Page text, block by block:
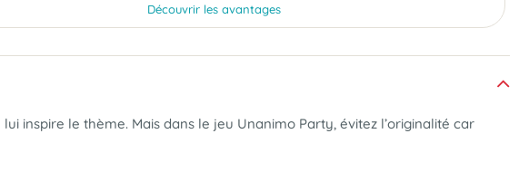
Découvrir les avantages
inspire le thème. Mais dans le jeu Unanimo Party, évitez l’originalité car